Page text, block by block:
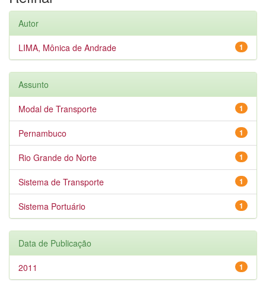
Autor
1
LIMA, Mônica de Andrade
Assunto
1
Modal de Transporte
1
Pernambuco
1
Rio Grande do Norte
1
Sistema de Transporte
1
Sistema Portuário
Data de Publicação
1
2011